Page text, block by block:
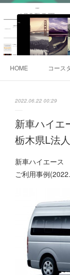
HOME コース
2022.06.22 00:29
新車ハイ
栃木県L法
新車ハイエース
ご利用事例